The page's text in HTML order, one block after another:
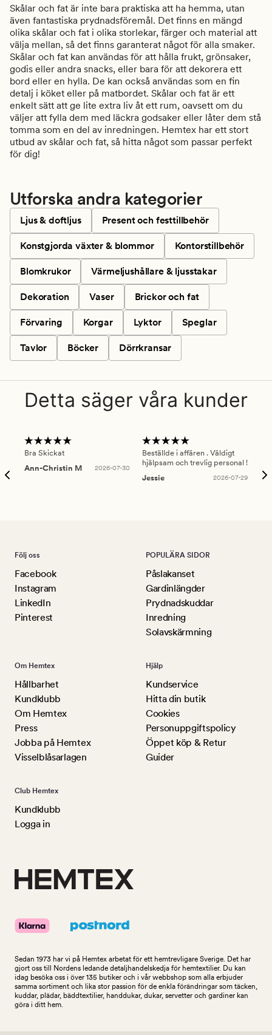
Skålar och fat är inte bara praktiska att ha hemma, utan
även fantastiska prydnadsföremål. Det finns en mängd
olika skålar och fat i olika storlekar, färger och material att
välja mellan, så det finns garanterat något för alla smaker.
Skålar och fat kan användas för att hålla frukt, grönsaker,
godis eller andra snacks, eller bara för att dekorera ett
bord eller en hylla. De kan också användas som en fin
detalj i köket eller på matbordet. Skålar och fat är ett
enkelt sätt att ge lite extra liv åt ett rum, oavsett om du
väljer att fylla dem med läckra godsaker eller låter dem stå
tomma som en del av inredningen. Hemtex har ett stort
utbud av skålar och fat, så hitta något som passar perfekt
för dig!
Utforska andra kategorier
Ljus & doftljus Present och festtillbehör
Konstgjorda växter & blommor Kontorstillbehör
Blomkrukor Värmeljushållare & ljusstakar
Dekoration Vaser Brickor och fat
Förvaring Korgar Lyktor Speglar
Tavlor Böcker Dörrkransar
Detta säger våra kunder
Bra Skickat
Ann-Christin M
2026-07-30
Beställde i affären . Väldigt
hjälpsam och trevlig personal !
Jessie
2026-07-29
Följ oss
Facebook
Instagram
LinkedIn
Pinterest
POPULÄRA SIDOR
Påslakanset
Gardinlängder
Prydnadskuddar
Inredning
Solavskärmning
Om Hemtex
Hållbarhet
Kundklubb
Om Hemtex
Press
Jobba på Hemtex
Visselblåsarlagen
Hjälp
Kundservice
Hitta din butik
Cookies
Personuppgiftspolicy
Öppet köp & Retur
Guider
Club Hemtex
Kundklubb
Logga in
Sedan 1973 har vi på Hemtex arbetat för ett hemtrevligare Sverige. Det har
gjort oss till Nordens ledande detaljhandelskedja för hemtextilier. Du kan
idag besöka oss i över 135 butiker och i vår webbshop som alla erbjuder
samma sortiment och lika stor passion för de enkla förändringar som täcken,
kuddar, plädar, bäddtextilier, handdukar, dukar, servetter och gardiner kan
göra i ditt hem.